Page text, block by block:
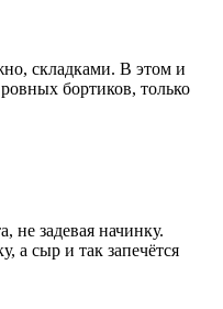
складками. В этом и
бортиков, только
не задевая начинку.
а сыр и так запечётся